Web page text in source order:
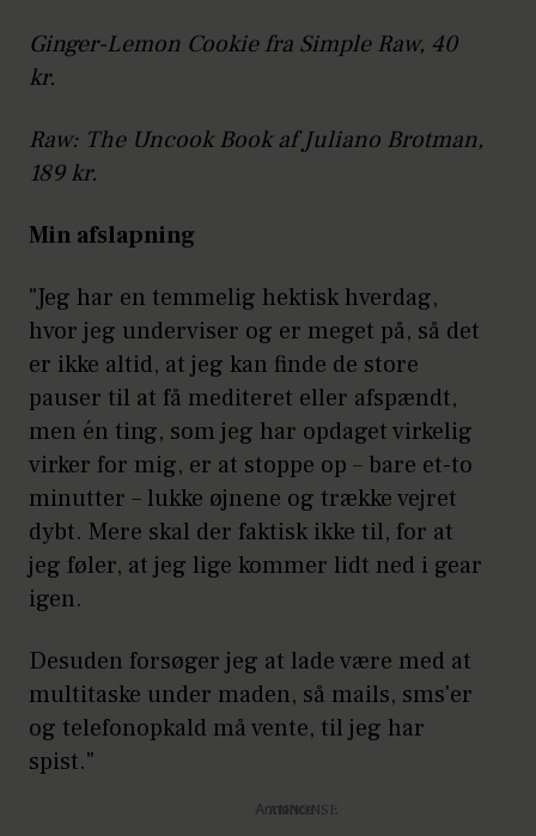
Ginger-Lemon Cookie fra Simple Raw, 40
kr.
Raw: The Uncook Book af Juliano Brotman,
189 kr.
Min afslapning
"Jeg har en temmelig hektisk hverdag,
hvor jeg underviser og er meget på, så det
er ikke altid, at jeg kan finde de store
pauser til at få mediteret eller afspændt,
men én ting, som jeg har opdaget virkelig
virker for mig, er at stoppe op – bare et-to
minutter – lukke øjnene og trække vejret
dybt. Mere skal der faktisk ikke til, for at
jeg føler, at jeg lige kommer lidt ned i gear
igen.
Desuden forsøger jeg at lade være med at
multitaske under maden, så mails, sms'er
og telefonopkald må vente, til jeg har
spist."
Annonce